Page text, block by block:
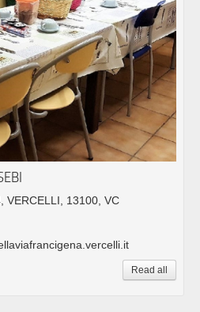
VERCELLI, 13100, VC
Read all